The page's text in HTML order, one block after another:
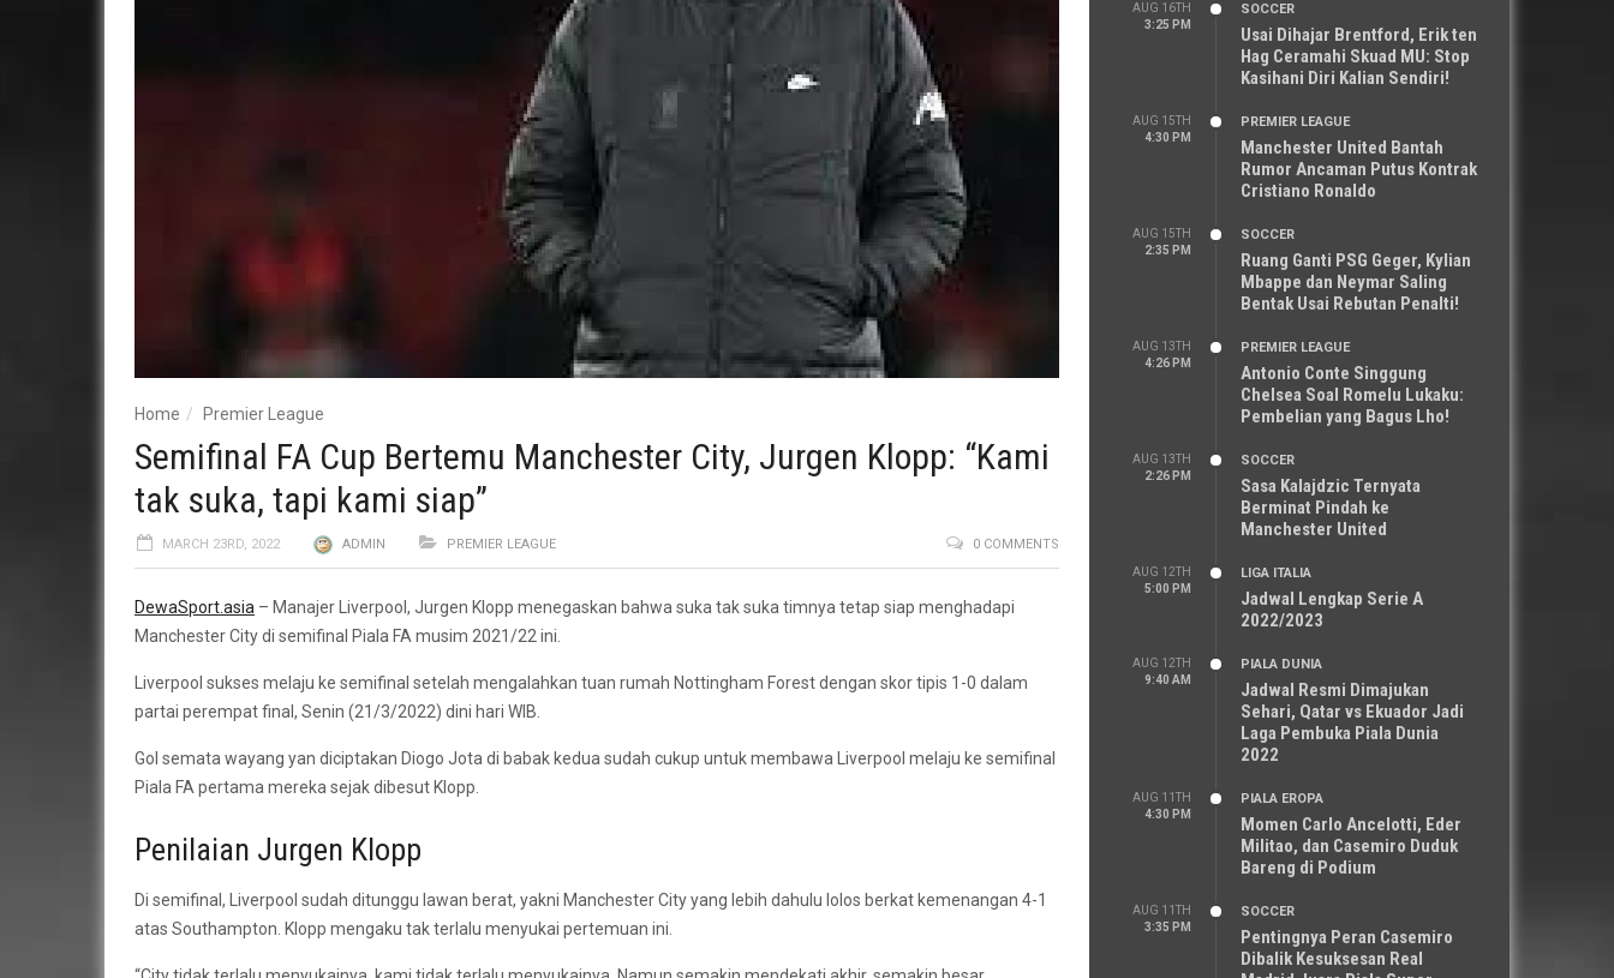
Home Premier League
Semifinal FA Cup Bertemu Manchester City, Jurgen Klopp: “Kami
tak suka, tapi kami siap”
MARCH 23RD, 2022 ADMIN PREMIER LEAGUE 0 COMMENTS
DewaSport.asia – Manajer Liverpool, Jurgen Klopp menegaskan bahwa suka tak suka timnya tetap siap menghadapi
Manchester City di semifinal Piala FA musim 2021/22 ini.
Liverpool sukses melaju ke semifinal setelah mengalahkan tuan rumah Nottingham Forest dengan skor tipis 1-0 dalam
partai perempat final, Senin (21/3/2022) dini hari WIB.
Gol semata wayang yan diciptakan Diogo Jota di babak kedua sudah cukup untuk membawa Liverpool melaju ke semifinal
Piala FA pertama mereka sejak dibesut Klopp.
Penilaian Jurgen Klopp
Di semifinal, Liverpool sudah ditunggu lawan berat, yakni Manchester City yang lebih dahulu lolos berkat kemenangan 4-1
atas Southampton. Klopp mengaku tak terlalu menyukai pertemuan ini.
AUG 16TH
3:25 PM
SOCCER
Usai Dihajar Brentford, Erik ten
Hag Ceramahi Skuad MU: Stop
Kasihani Diri Kalian Sendiri!
AUG 15TH
4:30 PM
PREMIER LEAGUE
Manchester United Bantah
Rumor Ancaman Putus Kontrak
Cristiano Ronaldo
AUG 15TH
2:35 PM
SOCCER
Ruang Ganti PSG Geger, Kylian
Mbappe dan Neymar Saling
Bentak Usai Rebutan Penalti!
AUG 13TH
4:26 PM
PREMIER LEAGUE
Antonio Conte Singgung
Chelsea Soal Romelu Lukaku:
Pembelian yang Bagus Lho!
AUG 13TH
2:26 PM
SOCCER
Sasa Kalajdzic Ternyata
Berminat Pindah ke
Manchester United
AUG 12TH
5:00 PM
LIGA ITALIA
Jadwal Lengkap Serie A
2022/2023
AUG 12TH
9:40 AM
PIALA DUNIA
Jadwal Resmi Dimajukan
Sehari, Qatar vs Ekuador Jadi
Laga Pembuka Piala Dunia
2022
AUG 11TH
4:30 PM
PIALA EROPA
Momen Carlo Ancelotti, Eder
Militao, dan Casemiro Duduk
Bareng di Podium
AUG 11TH
3:35 PM
SOCCER
Pentingnya Peran Casemiro
Dibalik Kesuksesan Real